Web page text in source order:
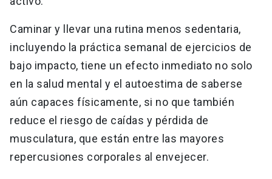
Caminar y llevar una rutina menos sedentaria,
incluyendo la práctica semanal de ejercicios de
bajo impacto, tiene un efecto inmediato no solo
en la salud mental y el autoestima de saberse
aún capaces físicamente, si no que también
reduce el riesgo de caídas y pérdida de
musculatura, que están entre las mayores
repercusiones corporales al envejecer.